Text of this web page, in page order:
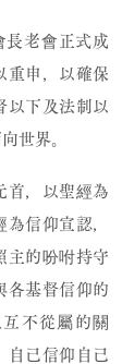
長老會正式成
重申，以確保
以下及法制以
世界。
首，以聖經為
信仰宣認，
主的吩咐持守
各基督信仰的
不從屬的關
自己信仰自己